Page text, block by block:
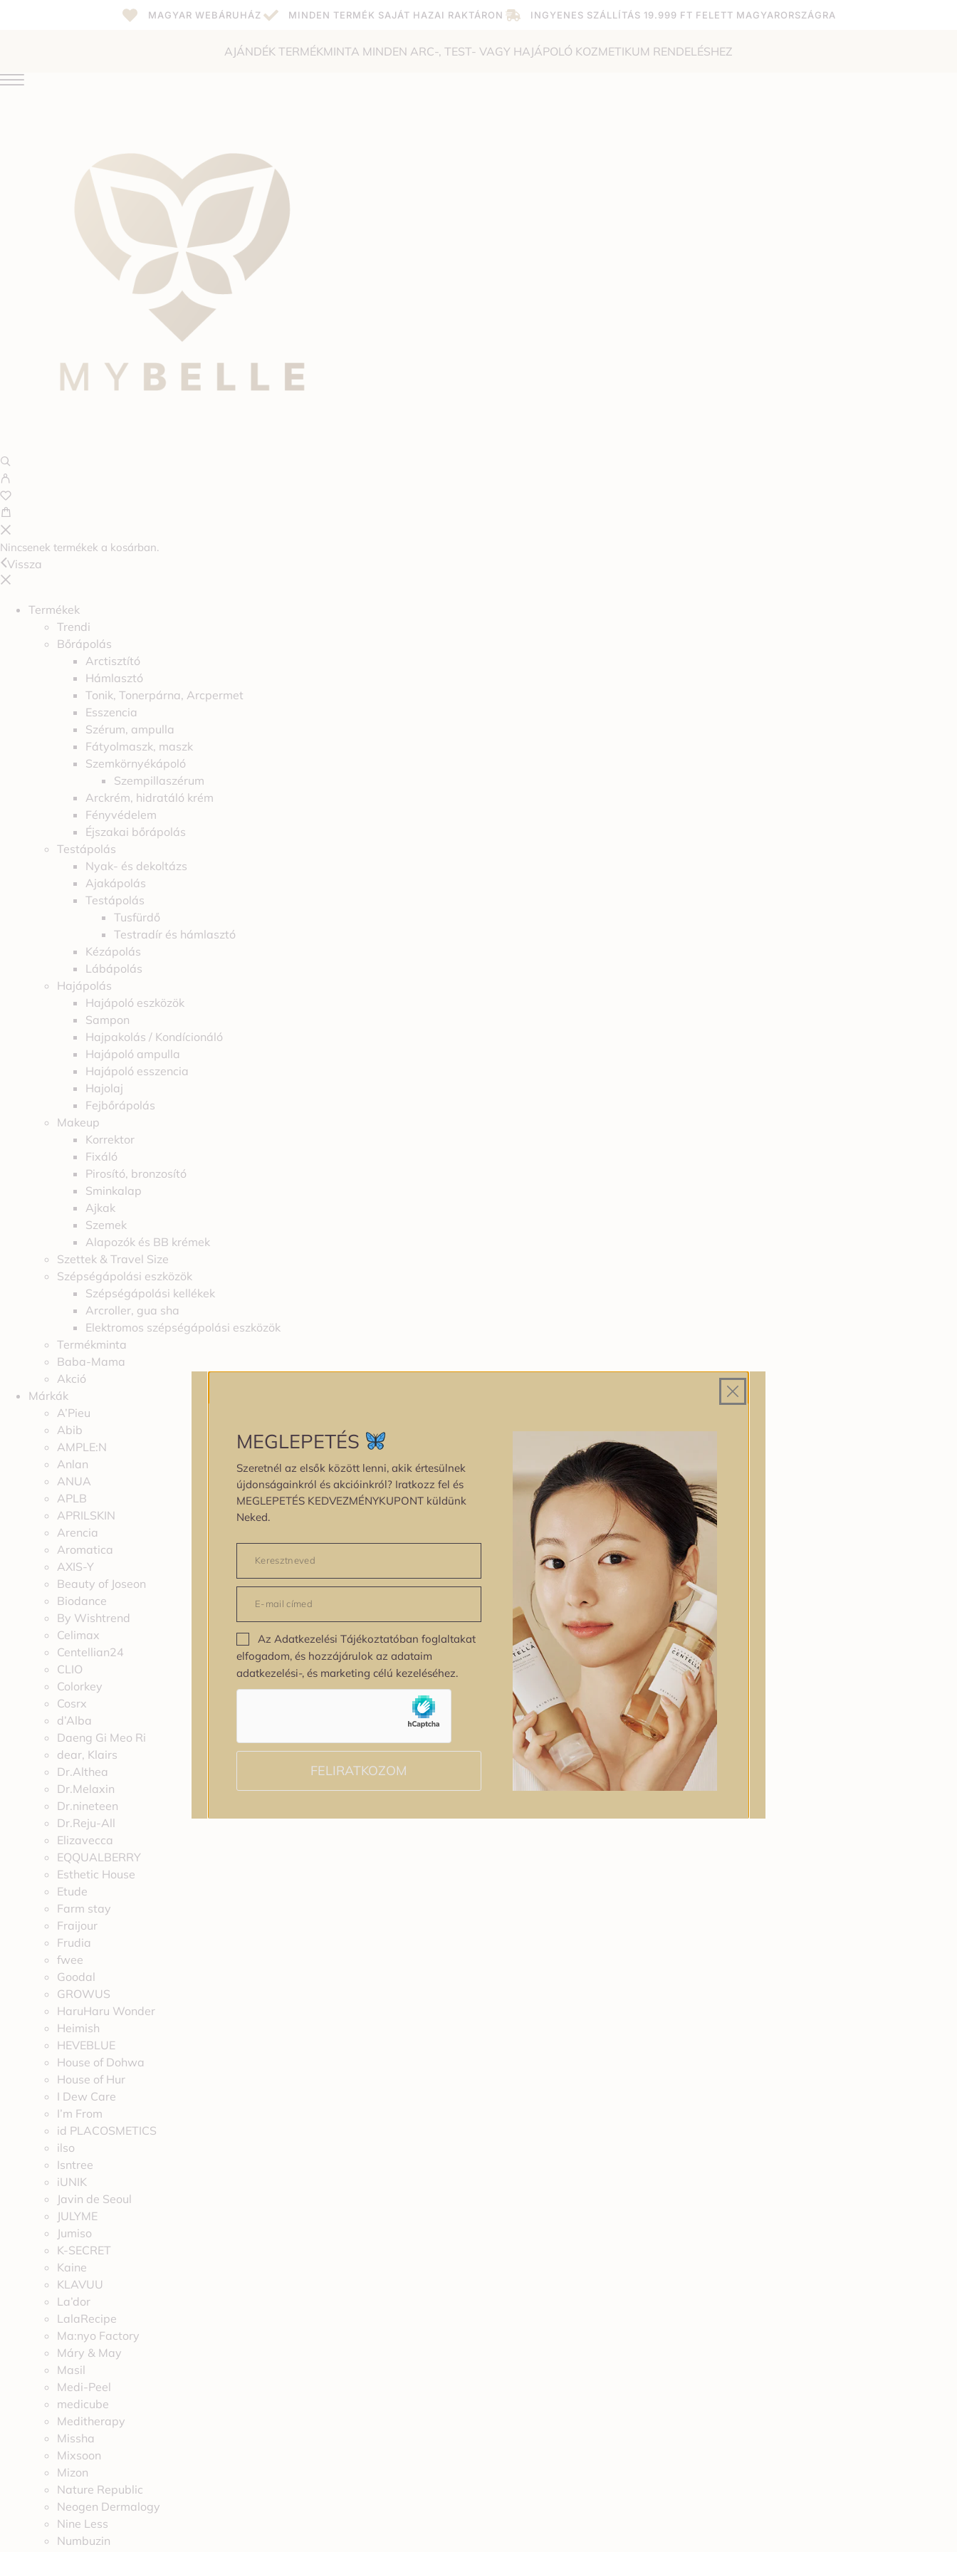
MAGYAR WEBÁRUHÁZ MINDEN TERMÉK SAJÁT HAZAI RAKTÁRON INGYENES SZÁLLÍTÁS 19.999 FT FELETT MAGYARORSZÁGRA
AJÁNDÉK TERMÉKMINTA MINDEN ARC-, TEST- VAGY HAJÁPOLÓ KOZMETIKUM RENDELÉSHEZ
Nincsenek termékek a kosárban.
Vissza
Termékek
Trendi
Bőrápolás
Arctisztító
Hámlasztó
Tonik, Tonerpárna, Arcpermet
Esszencia
Szérum, ampulla
Fátyolmaszk, maszk
Szemkörnyékápoló
Szempillaszérum
Arckrém, hidratáló krém
Fényvédelem
Éjszakai bőrápolás
Testápolás
Nyak- és dekoltázs
Ajakápolás
Testápolás
Tusfürdő
Testradír és hámlasztó
Kézápolás
Lábápolás
Hajápolás
Hajápoló eszközök
Sampon
Hajpakolás / Kondícionáló
Hajápoló ampulla
Hajápoló esszencia
Hajolaj
Fejbőrápolás
Makeup
Korrektor
Fixáló
Pirosító, bronzosító
Sminkalap
Ajkak
Szemek
Alapozók és BB krémek
Szettek & Travel Size
Szépségápolási eszközök
Szépségápolási kellékek
Arcroller, gua sha
Elektromos szépségápolási eszközök
Termékminta
Baba-Mama
Akció
Márkák
A’Pieu
Abib
AMPLE:N
Anlan
ANUA
APLB
APRILSKIN
Arencia
Aromatica
AXIS-Y
Beauty of Joseon
Biodance
By Wishtrend
Celimax
Centellian24
CLIO
Colorkey
Cosrx
d’Alba
Daeng Gi Meo Ri
dear, Klairs
Dr.Althea
Dr.Melaxin
Dr.nineteen
Dr.Reju-All
Elizavecca
EQQUALBERRY
Esthetic House
Etude
Farm stay
Fraijour
Frudia
fwee
Goodal
GROWUS
HaruHaru Wonder
Heimish
HEVEBLUE
House of Dohwa
House of Hur
I Dew Care
I’m From
id PLACOSMETICS
ilso
Isntree
iUNIK
Javin de Seoul
JULYME
Jumiso
K-SECRET
Kaine
KLAVUU
La’dor
LalaRecipe
Ma:nyo Factory
Máry & May
Masil
Medi-Peel
medicube
Meditherapy
Missha
Mixsoon
Mizon
Nature Republic
Neogen Dermalogy
Nine Less
Numbuzin
MEGLEPETÉS
Szeretnél az elsők között lenni, akik értesülnek
újdonságainkról és akcióinkról? Iratkozz fel és
MEGLEPETÉS KEDVEZMÉNYKUPONT küldünk
Neked.
Az Adatkezelési Tájékoztatóban foglaltakat
elfogadom, és hozzájárulok az adataim
adatkezelési-, és marketing célú kezeléséhez.
FELIRATKOZOM